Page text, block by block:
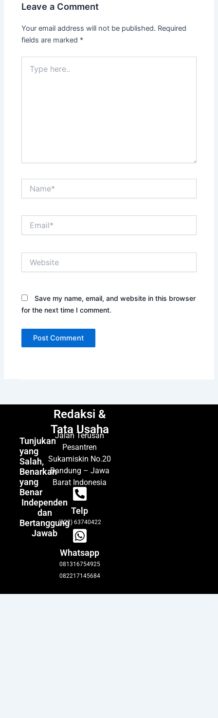
Leave a Comment
Your email address will not be published. Required
fields are marked *
here..
Save my name, email, and website in this browser
for the next time I comment.
Tunjukan
yang
Salah,
Benarkan
yang
Benar
Independen
dan
Bertanggung
Jawab
Redaksi &
Tata Usaha
Jalan Terusan
Pesantren
Sukamiskin No.20
Bandung – Jawa
Barat Indonesia
Telp
(022) 63740422
Whatsapp
081316754925
082217145684